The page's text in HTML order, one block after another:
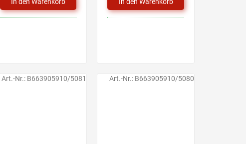
Art.-Nr.: B663905910/5081 Art.-Nr.: B663905910/5080